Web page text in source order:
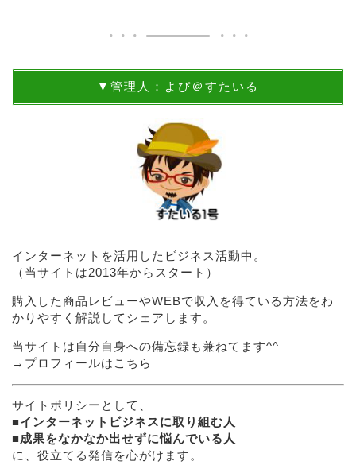
▼管理人：よぴ＠すたいる
インターネットを活用したビジネス活動中。
（当サイトは2013年からスタート）
購入した商品レビューやWEBで収入を得ている方法をわ
かりやすく解説してシェアします。
当サイトは自分自身への備忘録も兼ねてます^^
→ プロフィールはこちら
サイトポリシーとして、
■インターネットビジネスに取り組む人
■成果をなかなか出せずに悩んでいる人
に、役立てる発信を心がけます。